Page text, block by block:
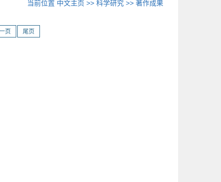
当前位置 中文主页 >>科学研究 >>著作成果
页 尾页